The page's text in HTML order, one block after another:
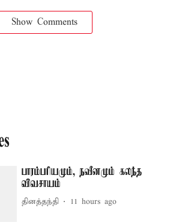
Show Comments
பாரம்பரியமும், நவீனமும் கலந்த
விவசாயம்
தினத்தந்தி 11 hours ago